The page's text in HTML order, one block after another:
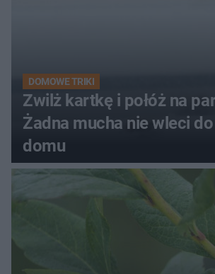
DOMOWE TRIKI
Zwilż kartkę i połóż na
Żadna mucha nie wleci
domu